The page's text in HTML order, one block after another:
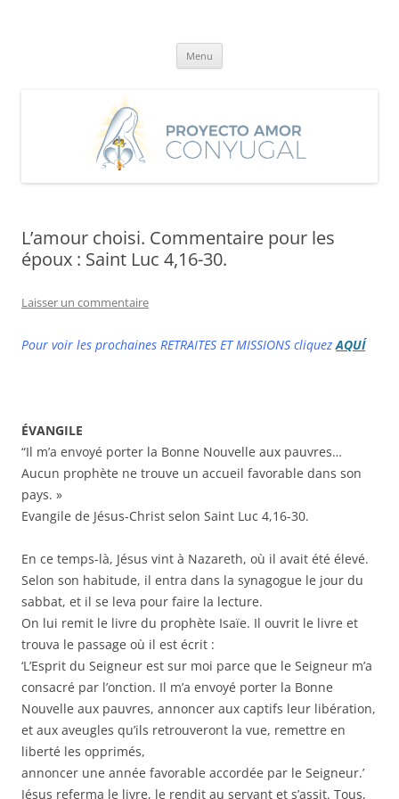
Menu
L’amour choisi. Commentaire pour les
époux : Saint Luc 4,16-30.
Laisser un commentaire
Pour voir les prochaines RETRAITES ET MISSIONS cliquezAQUÍ
ÉVANGILE
“Il m’a envoyé porter la Bonne Nouvelle aux pauvres…
Aucun prophète ne trouve un accueil favorable dans son
pays. »
Evangile de Jésus-Christ selon Saint Luc 4,16-30.
En ce temps-là, Jésus vint à Nazareth, où il avait été élevé.
Selon son habitude, il entra dans la synagogue le jour du
sabbat, et il se leva pour faire la lecture.
On lui remit le livre du prophète Isaïe. Il ouvrit le livre et
trouva le passage où il est écrit :
‘L’Esprit du Seigneur est sur moi parce que le Seigneur m’a
consacré par l’onction. Il m’a envoyé porter la Bonne
Nouvelle aux pauvres, annoncer aux captifs leur libération,
et aux aveugles qu’ils retrouveront la vue, remettre en
liberté les opprimés,
annoncer une année favorable accordée par le Seigneur.’
Jésus referma le livre, le rendit au servant et s’assit. Tous,